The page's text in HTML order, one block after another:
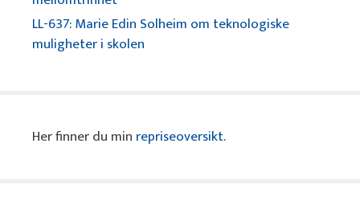
LL-637: Marie Edin Solheim om teknologiske
muligheter i skolen
Her finner du min repriseoversikt.